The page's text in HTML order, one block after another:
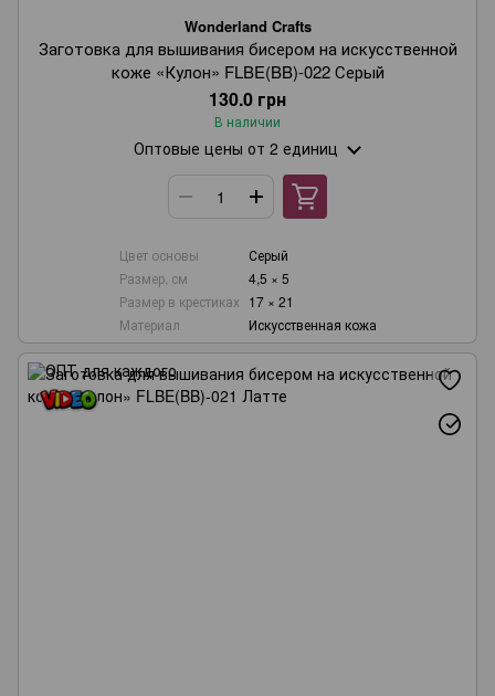
Wonderland Crafts
Заготовка для вышивания бисером на искусственной
коже «Кулон» FLBE(BB)-022 Серый
130.0 грн
В наличии
Оптовые цены от 2 единиц
Цвет основы
Серый
Размер, см
4,5 × 5
Размер в крестиках 17 × 21
Материал
Искусственная кожа